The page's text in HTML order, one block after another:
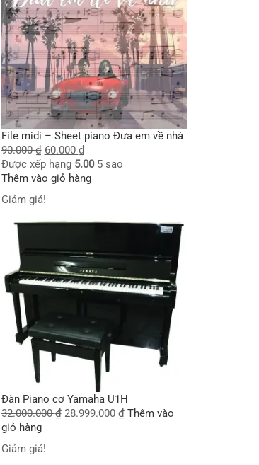
File midi – Sheet piano Đưa em về nhà
90.000₫ 60.000 ₫
Được xếp hạng 5.005 sao
Thêm vào giỏ hàng
Giảm giá!
Đàn Piano cơ Yamaha U1H
32.000.000₫ 28.999.000 ₫ Thêm vào
giỏ hàng
Giảm giá!